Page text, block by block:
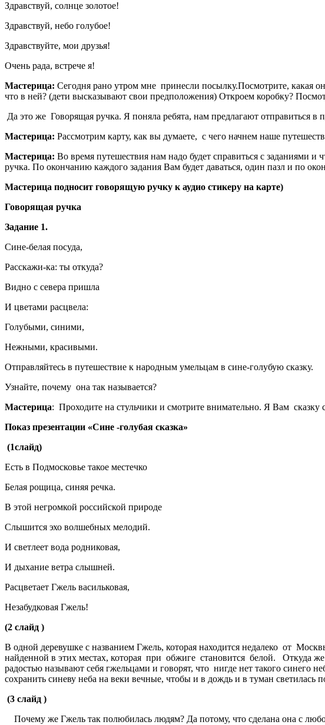
Здравствуй, солнце золотое!
Здравствуй, небо голубое!
Здравствуйте, мои друзья!
Очень рада, встрече я!
Мастерица: Сегодня рано утром мне принесли посылку.Посмотрите, какая
что в ней? (дети высказывают свои предположения) Откроем коробку?
Да это же Говорящая ручка. Я поняла ребята, нам предлагают отправиться в
Мастерица: Рассмотрим карту, как вы думаете, с чего начнем наше
Мастерица: Во время путешествия нам надо будет справиться с заданиями и
ручка. По окончанию каждого задания Вам будет даваться, один пазл и по
Мастерица подносит говорящую ручку к аудио стикеру на карте)
Говорящая ручка
Задание 1.
Сине-белая посуда,
Расскажи-ка: ты откуда?
Видно с севера пришла
И цветами расцвела:
Голубыми, синими,
Нежными, красивыми.
Отправляйтесь в путешествие к народным умельцам в сине-голубую сказку.
Узнайте, почему она так называется?
Мастерица: Проходите на стульчики и смотрите внимательно. Я Вам сказку
Показ презентации «Сине -голубая сказка»
(1слайд)
Есть в Подмосковье такое местечко
Белая рощица, синяя речка.
В этой негромкой российской природе
Слышится эхо волшебных мелодий.
И светлеет вода родниковая,
И дыхание ветра слышней.
Расцветает Гжель васильковая,
Незабудковая Гжель!
(2 слайд )
В одной деревушке с названием Гжель, которая находится недалеко от
найденной в этих местах, которая при обжиге становится белой. Откуда
радостью называют себя гжельцами и говорят, что нигде нет такого синего
сохранить синеву неба на веки вечные, чтобы и в дождь и в туман светилась
(3 слайд )
Почему же Гжель так полюбилась людям? Да потому, что сделана она с